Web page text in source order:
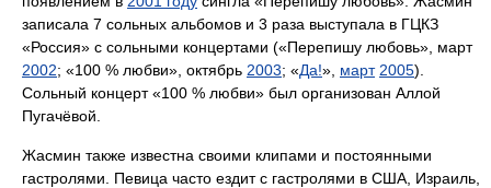
записала 7 сольных альбомов и 3 раза выступала в ГЦКЗ
«Россия» с сольными концертами («Перепишу любовь», март
2002; «100 % любви», октябрь 2003; «Да!», март 2005).
Сольный концерт «100 % любви» был организован Аллой
Пугачёвой.
Жасмин также известна своими клипами и постоянными
гастролями. Певица часто ездит с гастролями в США, Израиль,